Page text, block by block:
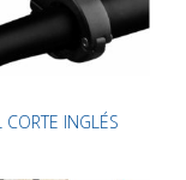
INGLÉS